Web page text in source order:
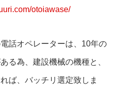
otoiawase/
話オペレーターは、10年の
る為、建設機械の機種と、
ば、バッチリ選定致しま